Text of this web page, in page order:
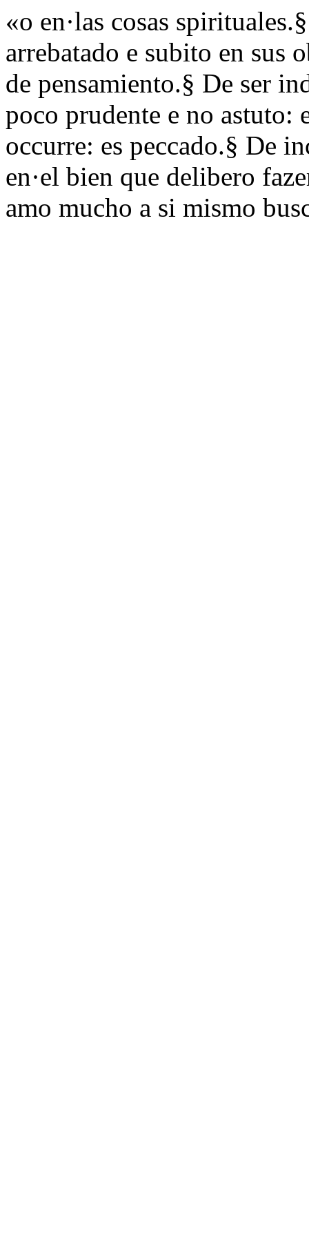
«o en·las cosas
arrebatado e subito en sus
de pensamiento.§ De ser
poco prudente e no astuto:
occurre: es peccado.§ De
en·el bien que delibero
amo mucho a si mismo